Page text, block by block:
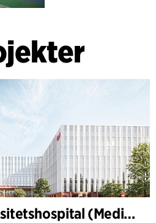
Hannover Universitetshospital (Medizinische Hochschule Hannover, MHH)